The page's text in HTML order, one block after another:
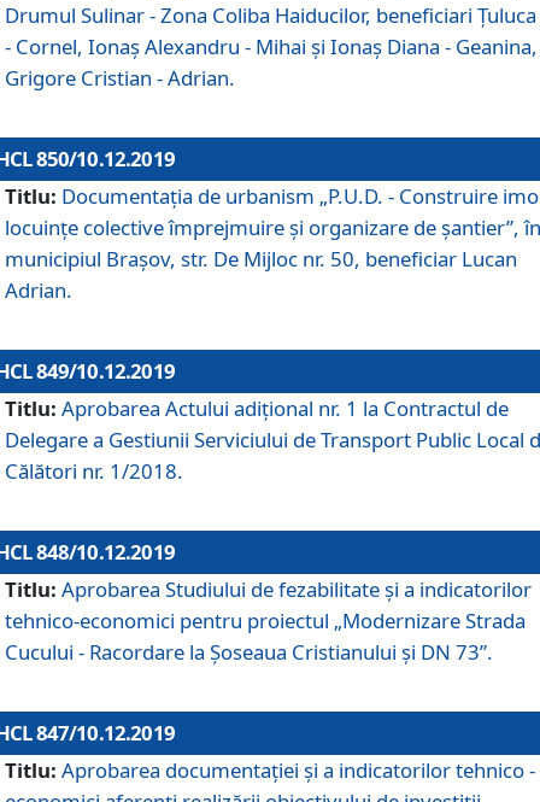
Drumul Sulinar - Zona Coliba Haiducilor, beneficiari
- Cornel, Ionaş Alexandru - Mihai şi Ionaş Diana - Geanina,
Grigore Cristian - Adrian.
850/10.12.2019
Titlu: Documentaţia de urbanism „P.U.D. - Construire
locuințe colective împrejmuire și organizare de șantier”, în
municipiul Braşov, str. De Mijloc nr. 50, beneficiar Lucan
Adrian.
849/10.12.2019
Titlu: Aprobarea Actului adiţional nr. 1 la Contractul de
Delegare a Gestiunii Serviciului de Transport Public Local
Călători nr. 1/2018.
848/10.12.2019
Titlu: Aprobarea Studiului de fezabilitate şi a indicatorilor
tehnico-economici pentru proiectul „Modernizare Strada
Cucului - Racordare la Șoseaua Cristianului și DN 73”.
847/10.12.2019
Titlu: Aprobarea documentației și a indicatorilor tehnico -